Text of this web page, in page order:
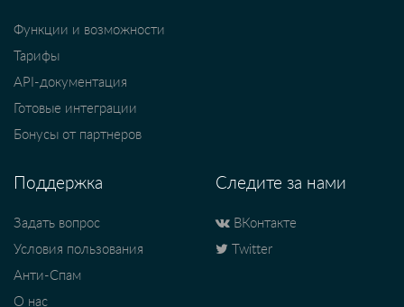
Функции и возможности
Тарифы
API-документация
Готовые интеграции
Бонусы от партнеров
Поддержка
Задать вопрос
Условия пользования
Анти-Спам
О нас
Следите за нами
ВКонтакте
Twitter